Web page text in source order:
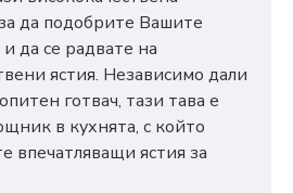
да подобрите Вашите
да се радвате на
ястия. Независимо дали
готвач, тази тава е
в кухнята, с който
впечатляващи ястия за